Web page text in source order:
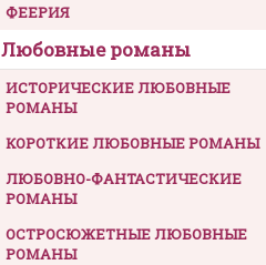
ФЕЕРИЯ
Любовные романы
ИСТОРИЧЕСКИЕ ЛЮБОВНЫЕ
РОМАНЫ
КОРОТКИЕ ЛЮБОВНЫЕ РОМАНЫ
ЛЮБОВНО-ФАНТАСТИЧЕСКИЕ
РОМАНЫ
ОСТРОСЮЖЕТНЫЕ ЛЮБОВНЫЕ
РОМАНЫ